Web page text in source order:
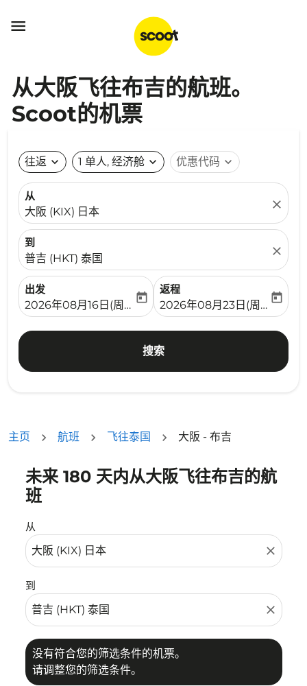

从大阪飞往布吉的航班。
Scoot的机票
往返 expand_more 1 单人, 经济舱 expand_more 优惠代码 expand_more
从
大阪 (KIX) 日本
close
到
普吉 (HKT) 泰国
close
出发
fc-booking-departure-date-aria-label
2026年08月16日(周日)
today
返程
fc-booking-return-date-
2026年08月23日(周日)
today
搜索
主页 航班 飞往泰国 大阪 - 布吉
未来 180 天内从大阪飞往布吉的航
班
从
close
到
close
没有符合您的筛选条件的机票。
请调整您的筛选条件。
没有符合您的筛选条件的机票。请调整您的筛选条件。